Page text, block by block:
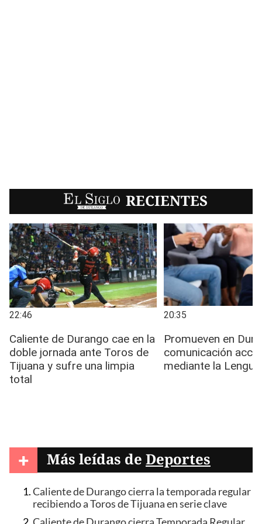
EL SIGLO RECIENTES
+ Más leídas de Deportes
Caliente de Durango cierra la temporada regular
recibiendo a Toros de Tijuana en serie clave